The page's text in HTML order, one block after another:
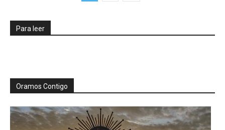
Para leer
Oramos Contigo